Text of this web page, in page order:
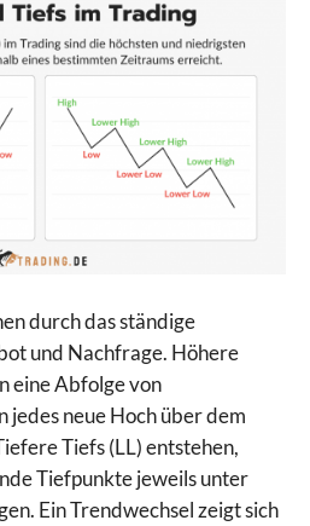
durch das ständige
und Nachfrage. Höhere
eine Abfolge von
jedes neue Hoch über dem
Tiefs (LL) entstehen,
Tiefpunkte jeweils unter
Ein Trendwechsel zeigt sich